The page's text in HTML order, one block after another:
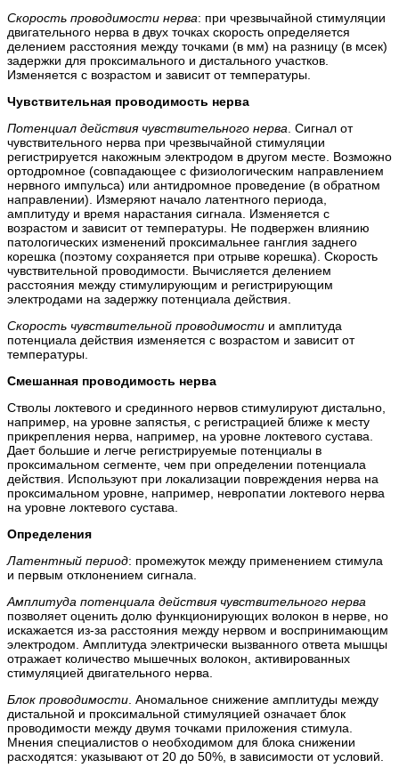
Скорость проводимости нерва: при чрезвычайной стимуляции
двигательного нерва в двух точках скорость определяется
делением расстояния между точками (в мм) на разницу (в мсек)
задержки для проксимального и дистального участков.
Изменяется с возрастом и зависит от температуры.
Чувствительная проводимость нерва
Потенциал действия чувствительного нерва . Сигнал от
чувствительного нерва при чрезвычайной стимуляции
регистрируется накожным электродом в другом месте. Возможно
ортодромное (совпадающее с физиологическим направлением
нервного импульса) или антидромное проведение (в обратном
направлении). Измеряют начало латентного периода,
амплитуду и время нарастания сигнала. Изменяется с
возрастом и зависит от температуры. Не подвержен влиянию
патологических изменений проксимальнее ганглия заднего
корешка (поэтому сохраняется при отрыве корешка). Скорость
чувствительной проводимости. Вычисляется делением
расстояния между стимулирующим и регистрирующим
электродами на задержку потенциала действия.
Скорость чувствительной проводимости и амплитуда
потенциала действия изменяется с возрастом и зависит от
температуры.
Смешанная проводимость нерва
Стволы локтевого и срединного нервов стимулируют дистально,
например, на уровне запястья, с регистрацией ближе к месту
прикрепления нерва, например, на уровне локтевого сустава.
Дает большие и легче регистрируемые потенциалы в
проксимальном сегменте, чем при определении потенциала
действия. Используют при локализации повреждения нерва на
проксимальном уровне, например, невропатии локтевого нерва
на уровне локтевого сустава.
Определения
Латентный период: промежуток между применением стимула
и первым отклонением сигнала.
Амплитуда потенциала действия чувствительного нерва
позволяет оценить долю функционирующих волокон в нерве, но
искажается из-за расстояния между нервом и воспринимающим
электродом. Амплитуда электрически вызванного ответа мышцы
отражает количество мышечных волокон, активированных
стимуляцией двигательного нерва.
Блок проводимости . Аномальное снижение амплитуды между
дистальной и проксимальной стимуляцией означает блок
проводимости между двумя точками приложения стимула.
Мнения специалистов о необходимом для блока снижении
расходятся: указывают от 20 до 50%, в зависимости от условий.